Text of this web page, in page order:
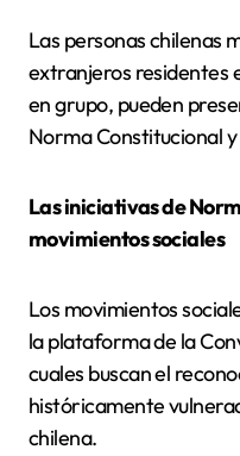
Las personas chilenas
extranjeros residentes
en grupo, pueden
Norma Constitucional
Las iniciativas de
movimientos sociales
Los movimientos
la plataforma de la
cuales buscan el
históricamente
chilena.